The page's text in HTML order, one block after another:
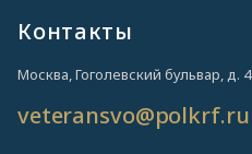
Контакты
Москва, Гоголевский бульвар, д. 4
veteransvo@polkrf.ru